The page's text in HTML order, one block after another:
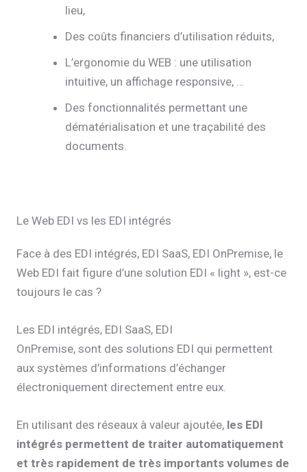
lieu,
Des coûts financiers d’utilisation réduits,
L’ergonomie du WEB : une utilisation
intuitive, un affichage responsive, …
Des fonctionnalités permettant une
dématérialisation et une traçabilité des
documents.
Le Web EDI vs les EDI intégrés
Face à des EDI intégrés, EDI SaaS, EDI OnPremise, le
Web EDI fait figure d’une solution EDI « light », est-ce
toujours le cas ?
Les EDI intégrés, EDI SaaS, EDI
OnPremise, sont des solutions EDI qui permettent
aux systèmes d’informations d’échanger
électroniquement directement entre eux.
En utilisant des réseaux à valeur ajoutée, les EDI
intégrés permettent de traiter automatiquement
et très rapidement de très importants volumes de